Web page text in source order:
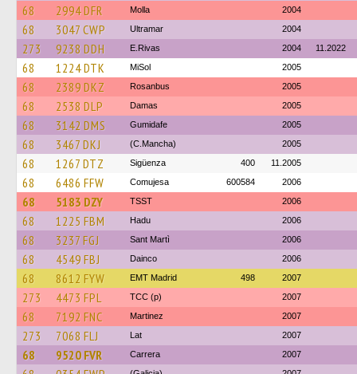
68 2994 DFR Molla 2004
68 3047 CWP Ultramar 2004
273 9238 DDH E.Rivas 2004 11.2022
68 1224 DTK MiSol 2005
68 2389 DKZ Rosanbus 2005
68 2538 DLP Damas 2005
68 3142 DMS Gumidafe 2005
68 3467 DKJ (C.Mancha) 2005
68 1267 DTZ Sigüenza 400 11.2005
68 6486 FFW Comujesa 600584 2006
68 5183 DZY TSST 2006
68 1225 FBM Hadu 2006
68 3237 FGJ Sant Martì 2006
68 4549 FBJ Dainco 2006
68 8612 FYW EMT Madrid 498 2007
273 4473 FPL TCC (p) 2007
68 7192 FNC Martinez 2007
273 7068 FLJ Lat 2007
68 9520 FVR Carrera 2007